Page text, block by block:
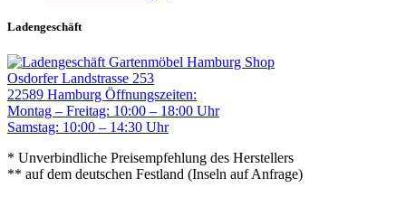
Ladengeschäft
Gartenmöbel Hamburg Shop
Osdorfer Landstrasse 253
22589 Hamburg Öffnungszeiten:
Montag – Freitag: 10:00 – 18:00 Uhr
Samstag: 10:00 – 14:30 Uhr
* Unverbindliche Preisempfehlung des Herstellers
** auf dem deutschen Festland (Inseln auf Anfrage)